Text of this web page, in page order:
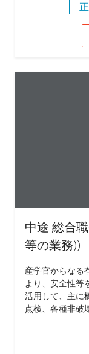
中途 総合
等の業務))
産学官からなる
より、安全性等
活用して、主に
点検、各種非破